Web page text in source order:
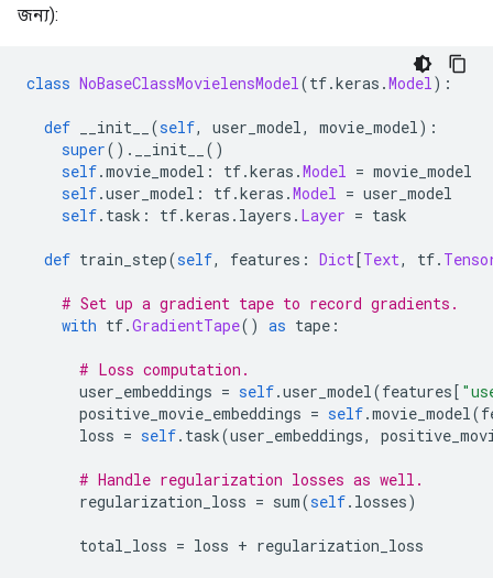
জন্য):
class NoBaseClassMovielensModel(tf.keras .Model):
def __init__ (self, user_model, movie_model):
super(). __init__
()
self.movie_model : tf.keras .Model = movie_model
self.user_model : tf.keras .Model = user_model
self. task : tf.keras . layers . Layer = task
def train_step(self, features : Dict[Text, tf.
# Set up a gradient tape to record gradients.
with tf.GradientTape() as tape :
# Loss computation.
user_embeddings = self.user_model(features[
positive_movie_embeddings = self.movie_model(
loss = self. task(user_embeddings,
# Handle regularization losses as well.
regularization_loss = sum(self. losses)
total_loss = loss + regularization_loss